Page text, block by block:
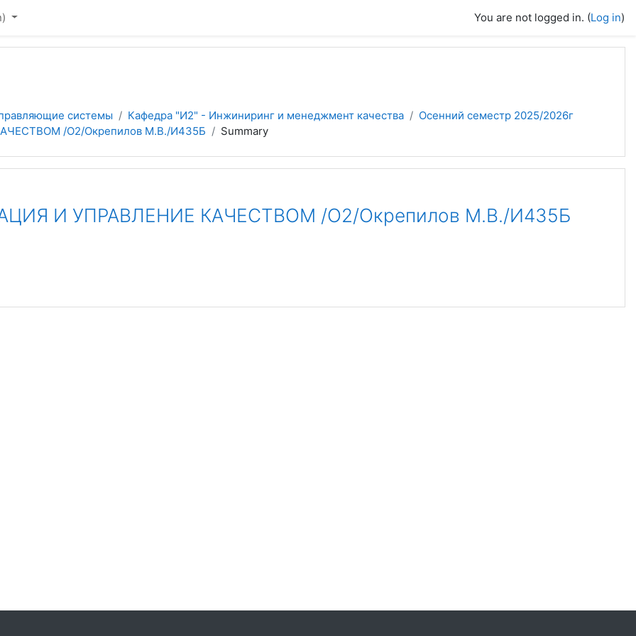
You are not logged in. (Log in)
системы Кафедра "И2" - Инжиниринг и менеджмент качества
Осенний семестр 2025/2026г
/О2/Окрепилов М.В./И435Б
Summary
И УПРАВЛЕНИЕ КАЧЕСТВОМ /О2/Окрепилов М.В./И435Б